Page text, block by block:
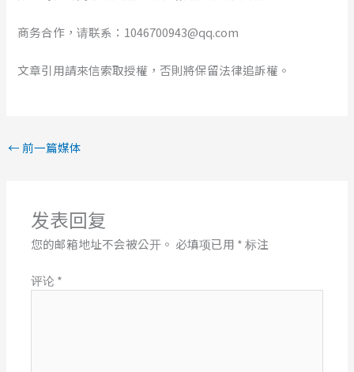
商务合作，请联系：1046700943@qq.com
文章引用請來信索取授權，否則將保留法律追訴權。
← 前一篇媒体
发表回复
您的邮箱地址不会被公开。 必填项已用 *标注
评论 *